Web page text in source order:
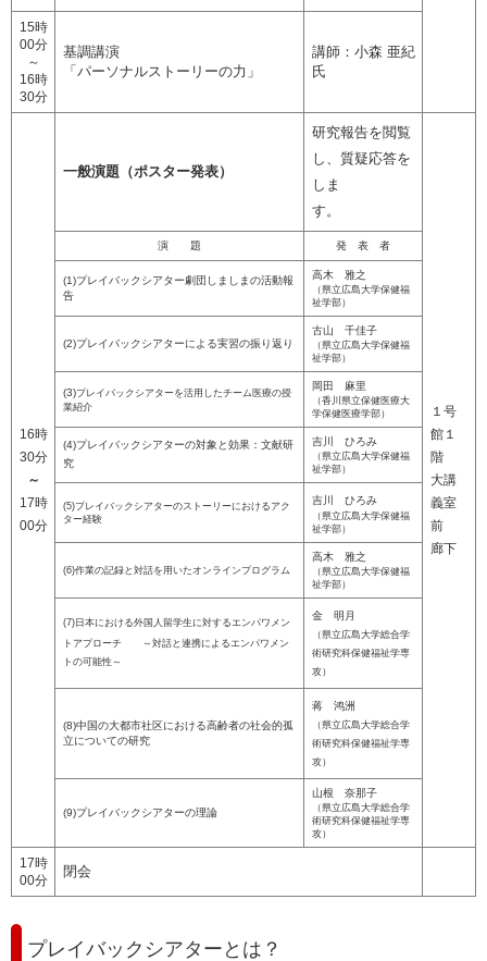
15時
00分
～
16時
30分
基調講演
「パーソナルストーリーの力」
講師：小森 亜紀
氏
16時
30分
～
17時
00分
一般演題（ポスター発表）
研究報告を閲覧
し、質疑応答を
しま
す。
１号
館１
階
大講
義室
前
廊下
演 題 発 表 者
(1)プレイバックシアター劇団しましまの活動報
告
高木 雅之
（県立広島大学保健福
祉学部）
(2)プレイバックシアターによる実習の振り返り
古山 千佳子
（県立広島大学保健福
祉学部）
(3)プレイバックシアターを活用したチーム医療の授
業紹介
岡田 麻里
（香川県立保健医療大
学保健医療学部）
(4)プレイバックシアターの対象と効果：文献研
究
吉川 ひろみ
（県立広島大学保健福
祉学部）
(5)プレイバックシアターのストーリーにおけるアク
ター経験
吉川 ひろみ
（県立広島大学保健福
祉学部）​
(6)作業の記録と対話を用いたオンラインプログラム
高木 雅之
（県立広島大学保健福
祉学部）
(7)日本における外国人留学生に対するエンパワメン
トアプローチ
～対話と連携によるエンパワメン
トの可能性～
金 明月
​（県立広島大学総合学
術研究科保健福祉学専
攻）​
(8)中国の大都市社区における高齢者の社会的孤
立についての研究
蒋 鸿洲
（県立広島大学総合学
術研究科保健福祉学専
攻）​
(9)プレイバックシアターの理論
山根 奈那子
（県立広島大学総合学
術研究科保健福祉学専
攻）
17時
00分
閉会
プレイバックシアターとは？